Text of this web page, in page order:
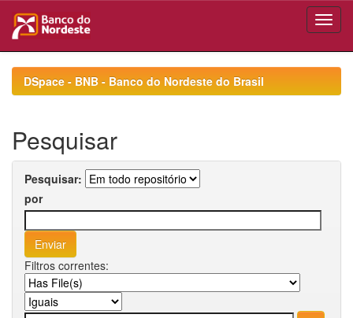
navigationDSpace - BNB - Banco do Nordeste do Brasil
Pesquisar
Pesquisar:
por
Filtros correntes: